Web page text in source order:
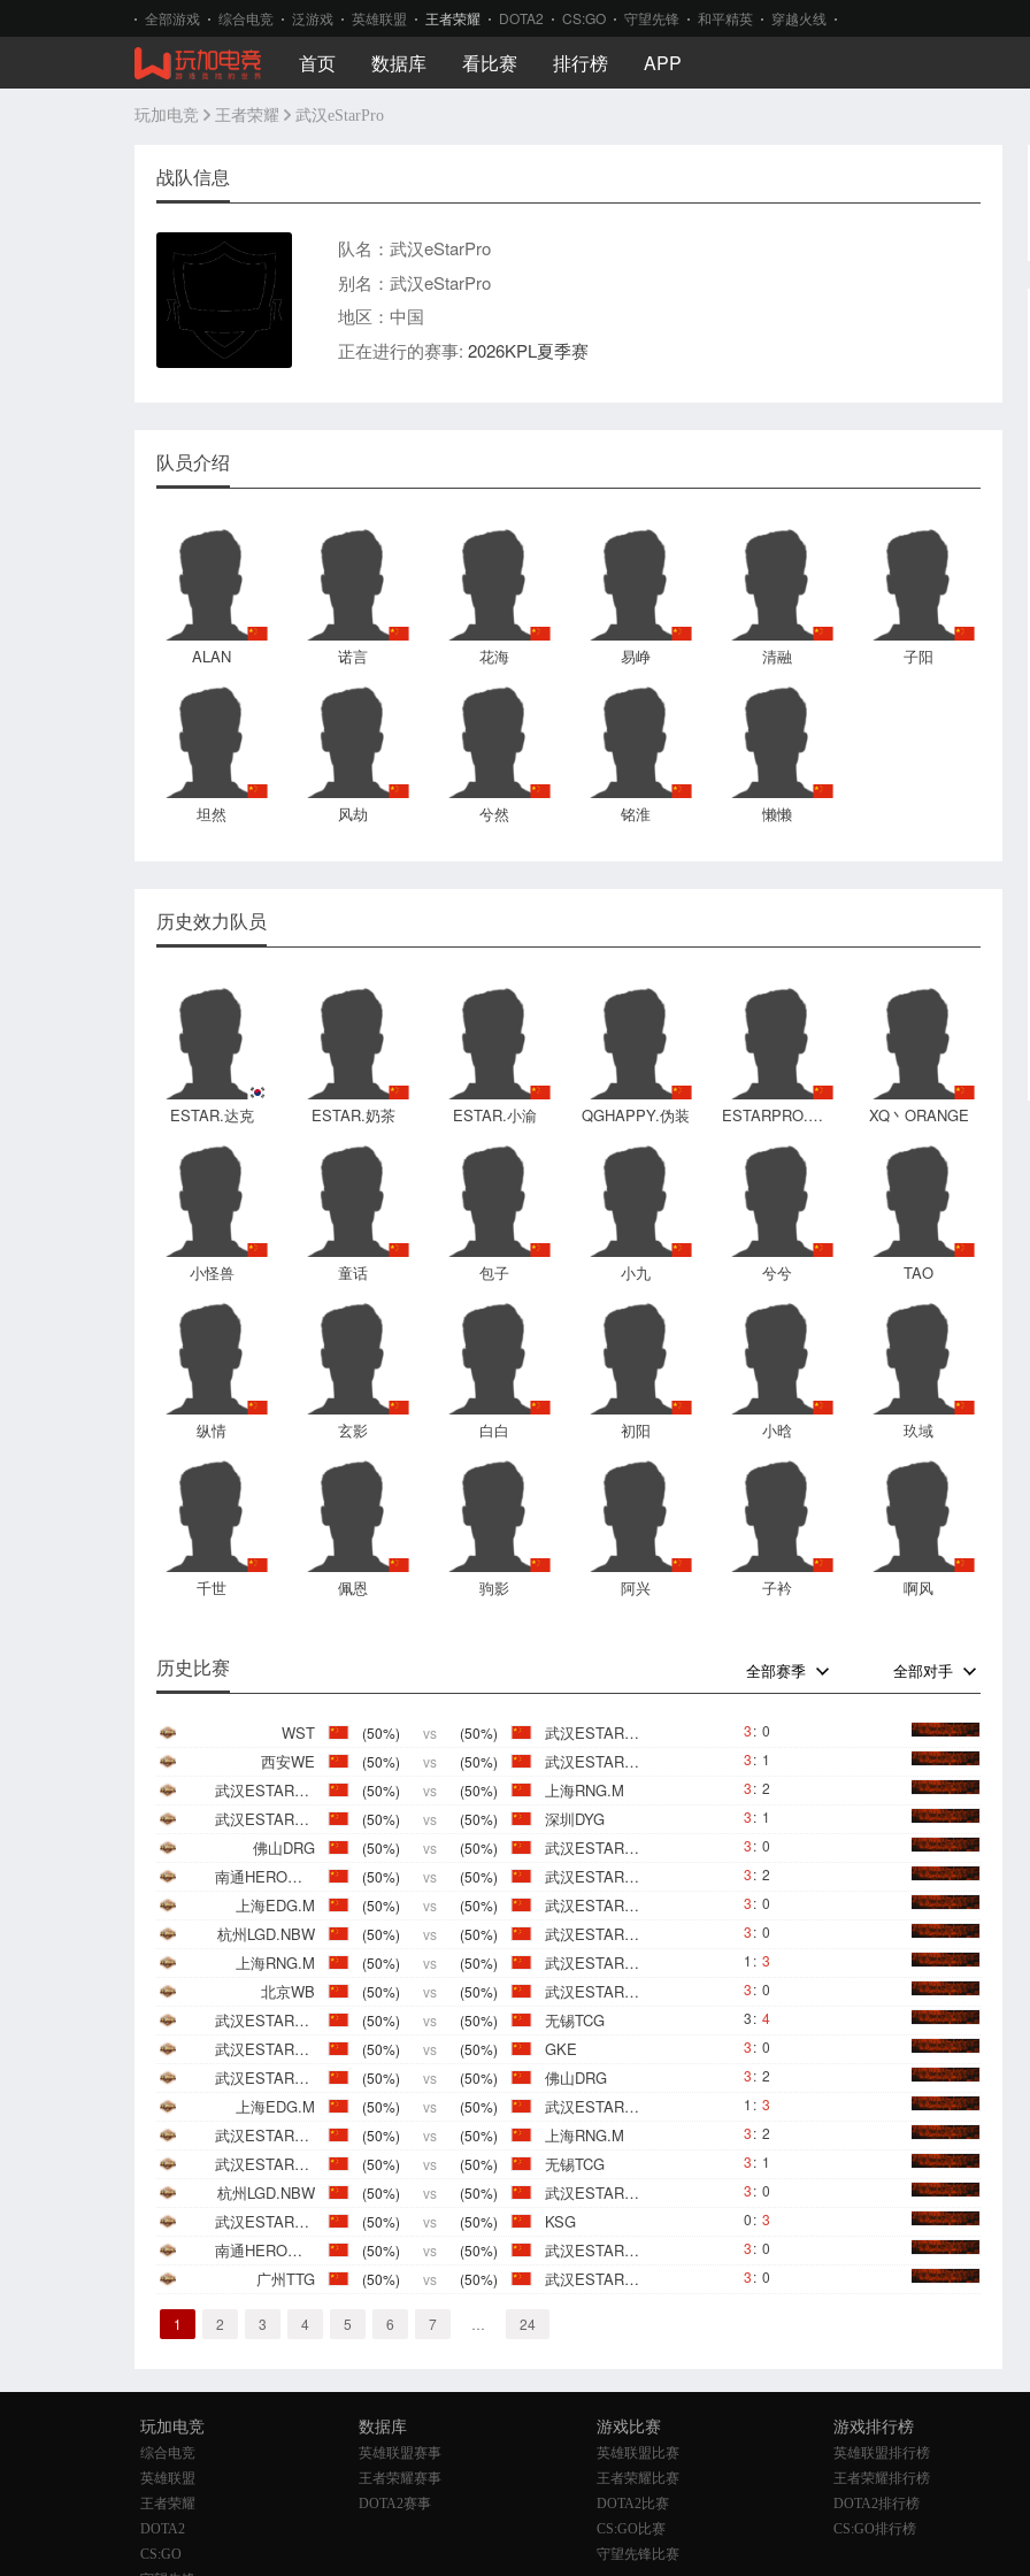
全部游戏 综合电竞 泛游戏 英雄联盟 王者荣耀 DOTA2 CS:GO 守望先锋 和平精英 穿越火线
首页 数据库 看比赛 排行榜 APP
玩加电竞 王者荣耀 武汉eStarPro
战队信息
队名：武汉eStarPro
别名：武汉eStarPro
地区：中国
正在进行的赛事: 2026KPL夏季赛
队员介绍
ALAN 诺言 花海 易峥 清融 子阳
坦然 风劫 兮然 铭淮 懒懒
历史效力队员
ESTAR.达克 ESTAR.奶茶 ESTAR.小渝 QGHAPPY.伪装 ESTARPRO.CAT XQ丶ORANGE
小怪兽 童话 包子 小九 兮兮 TAO
纵情 玄影 白白 初阳 小晗 玖域
千世 佩恩 驹影 阿兴 子衿 啊风
历史比赛 全部赛季 全部对手
WST (50%) vs (50%) 武汉ESTARPRO 3: 0
西安WE (50%) vs (50%) 武汉ESTARPRO 3: 1
武汉ESTARPRO (50%) vs (50%) 上海RNG.M 3: 2
武汉ESTARPRO (50%) vs (50%) 深圳DYG 3: 1
佛山DRG (50%) vs (50%) 武汉ESTARPRO 3: 0
南通HERO久竞 (50%) vs (50%) 武汉ESTARPRO 3: 2
上海EDG.M (50%) vs (50%) 武汉ESTARPRO 3: 0
杭州LGD.NBW (50%) vs (50%) 武汉ESTARPRO 3: 0
上海RNG.M (50%) vs (50%) 武汉ESTARPRO 1 : 3
北京WB (50%) vs (50%) 武汉ESTARPRO 3: 0
武汉ESTARPRO (50%) vs (50%) 无锡TCG 3: 4
武汉ESTARPRO (50%) vs (50%) GKE 3: 0
武汉ESTARPRO (50%) vs (50%) 佛山DRG 3: 2
上海EDG.M (50%) vs (50%) 武汉ESTARPRO 1 : 3
武汉ESTARPRO (50%) vs (50%) 上海RNG.M 3: 2
武汉ESTARPRO (50%) vs (50%) 无锡TCG 3: 1
杭州LGD.NBW (50%) vs (50%) 武汉ESTARPRO 3: 0
武汉ESTARPRO (50%) vs (50%) KSG 0: 3
南通HERO久竞 (50%) vs (50%) 武汉ESTARPRO 3: 0
广州TTG (50%) vs (50%) 武汉ESTARPRO 3: 0
1 2 3 4 5 6 7 24
玩加电竞
综合电竞
英雄联盟
王者荣耀
DOTA2
CS:GO
数据库
英雄联盟赛事
王者荣耀赛事
DOTA2赛事
游戏比赛
英雄联盟比赛
王者荣耀比赛
DOTA2比赛
CS:GO比赛
守望先锋比赛
游戏排行榜
英雄联盟排行榜
王者荣耀排行榜
DOTA2排行榜
CS:GO排行榜